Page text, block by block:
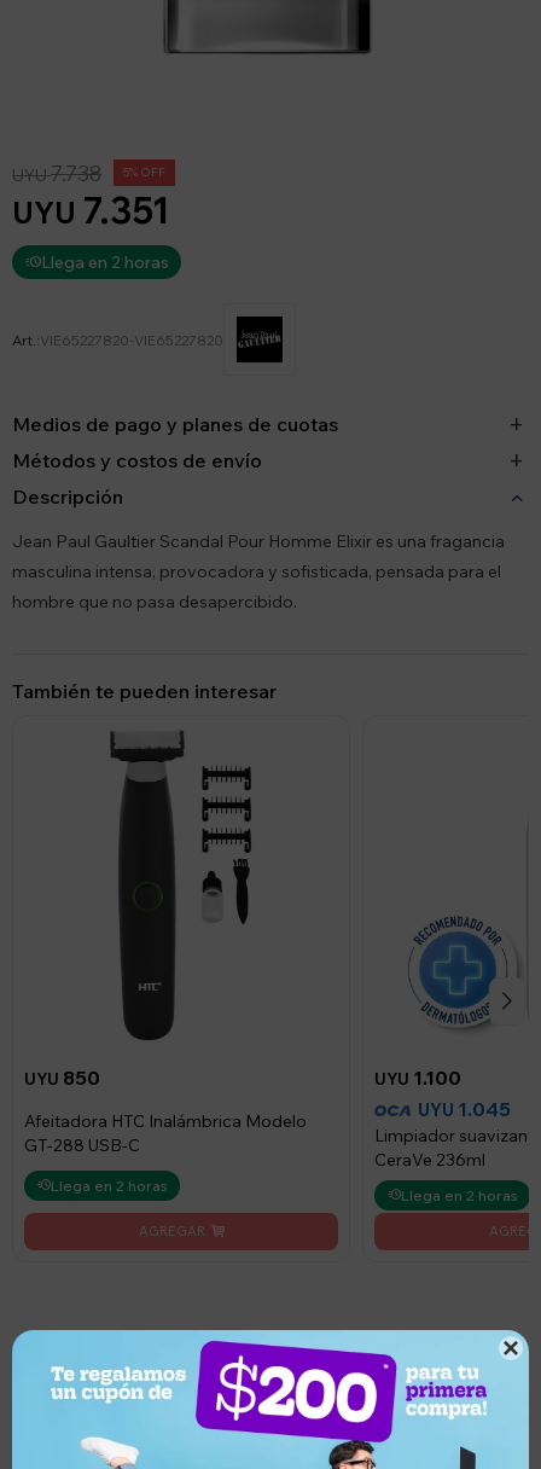

UYU 7.351
UYU7.738 5
Llega en 2 horas
VIE65227820-VIE65227820
Medios de pago y planes de cuotas
Métodos y costos de envío
Descripción
Jean Paul Gaultier Scandal Pour Homme Elixir es una fragancia
masculina intensa, provocadora y sofisticada, pensada para el
hombre que no pasa desapercibido.
También te pueden interesar
UYU 850
Afeitadora HTC Inalámbrica Modelo
GT-288 USB-C
Llega en 2 horas
UYU 1.100
UYU 1.045
Limpiador
CeraVe 236ml
Llega en 2 horas
¿Por qué elegir este producto?